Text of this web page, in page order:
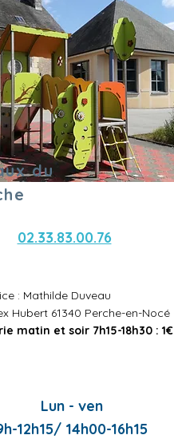
du
02.33.83.00.76
: Mathilde Duveau
Hubert 61340 Perche-en-Nocé
matin et soir 7h15-18h30 : 1€
Lun - ven
12h15/ 14h00-16h15